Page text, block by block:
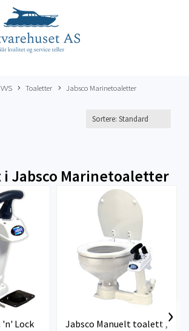
VVS Toaletter Jabsco Marinetoaletter
i Jabsco Marinetoaletter
'n' Lock
Jabsco Manuelt toalett ,›